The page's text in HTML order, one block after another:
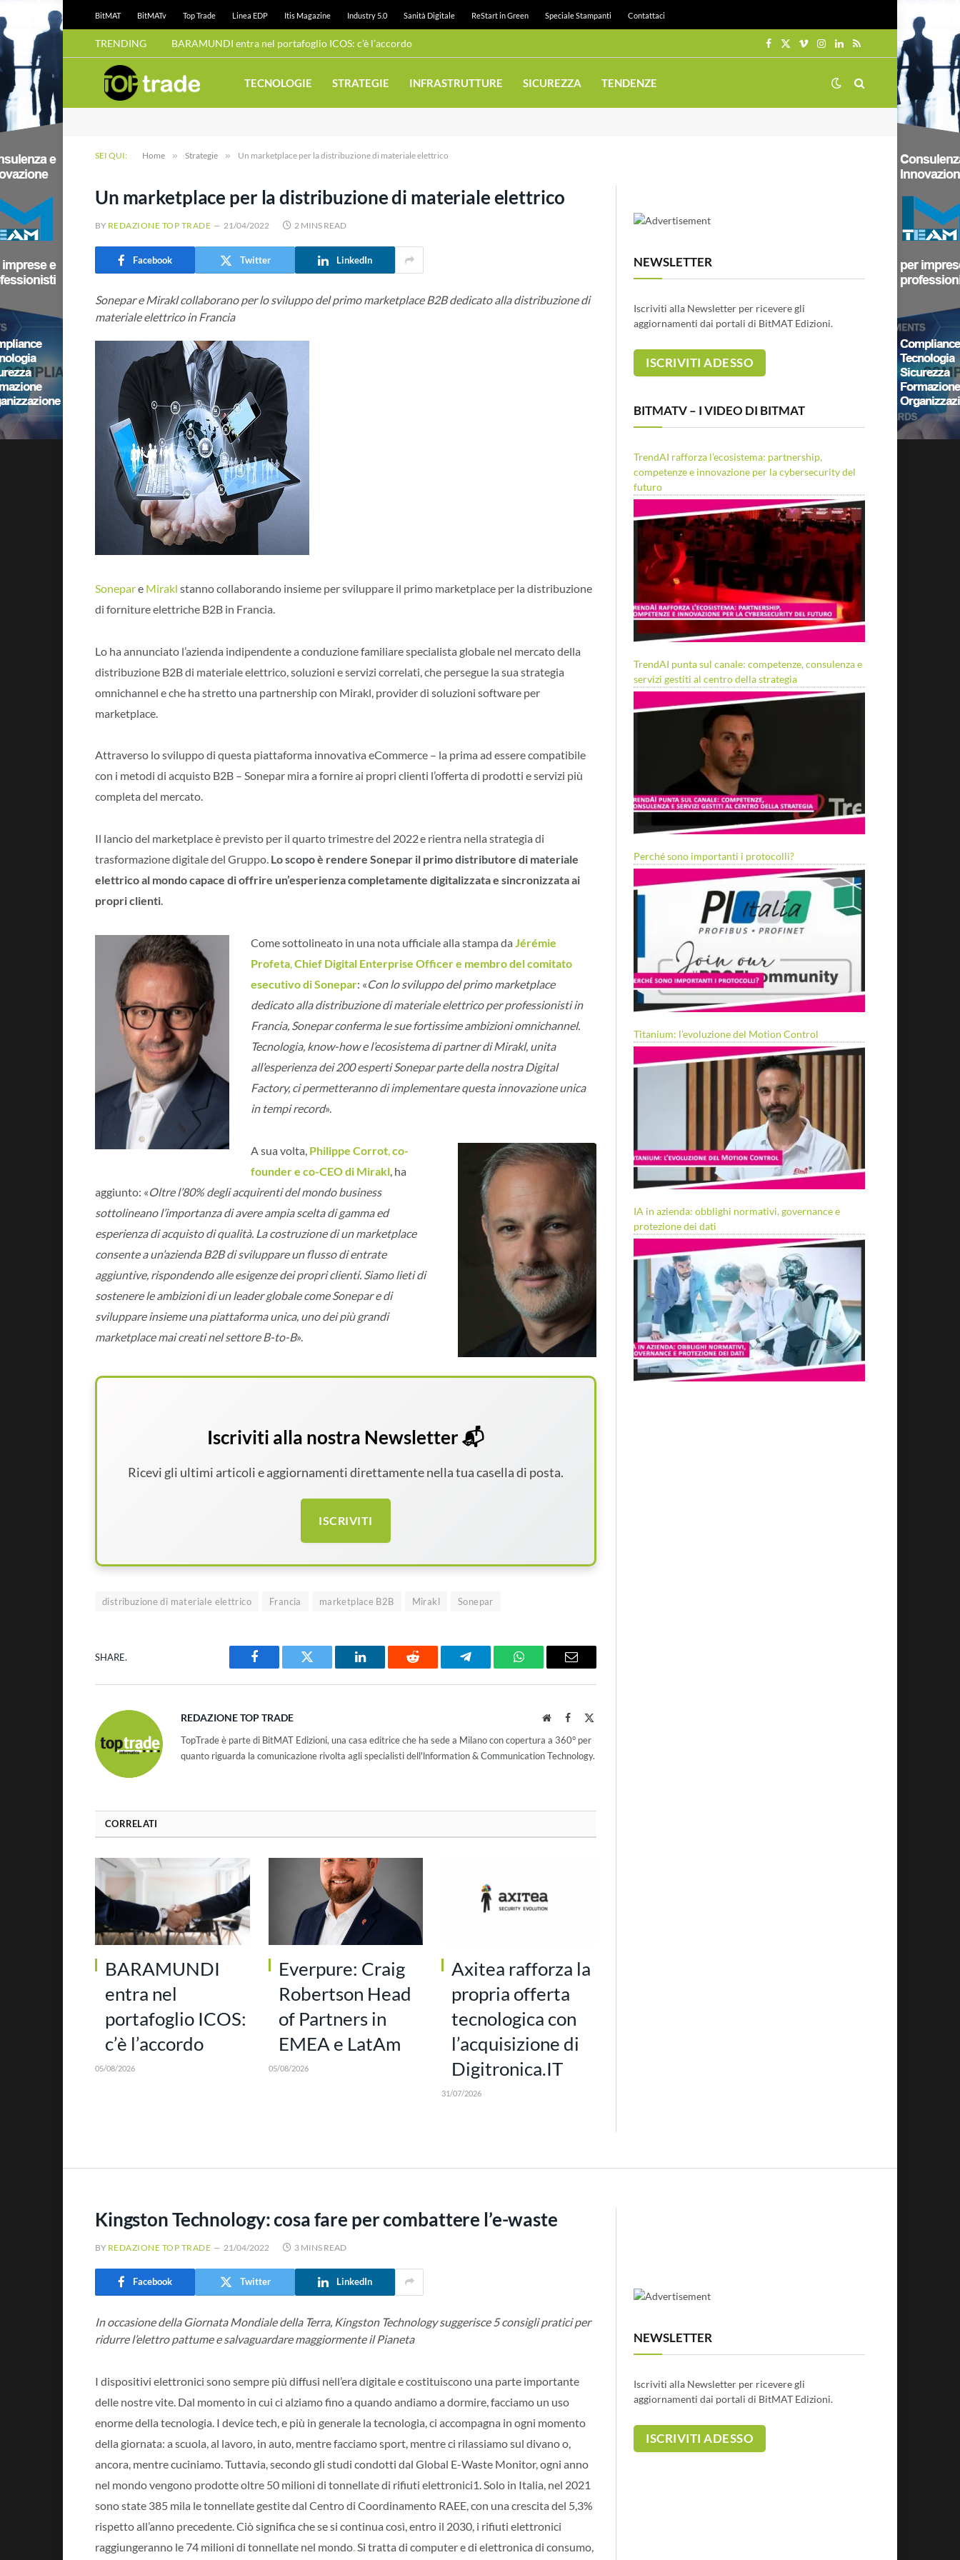
BitMAT BitMATv Top Trade Linea EDP Itis Magazine Industry 5.0 Sanità Digitale ReStart in Green Speciale Stampanti Contattaci
TRENDING BARAMUNDI entra nel portafoglio ICOS: c’è l’accordo
Facebook
X
VimeoInstagram
LinkedIn
RSS
TECNOLOGIE STRATEGIE INFRASTRUTTURE SICUREZZA TENDENZE
SEI QUI: Home » Strategie » Un marketplace per la distribuzione di materiale elettrico
Un marketplace per la distribuzione di materiale elettrico
BY REDAZIONE TOP TRADE 21/04/2022 2 MINS READ
Facebook Twitter LinkedIn
Sonepar e Mirakl collaborano per lo sviluppo del primo marketplace B2B dedicato alla distribuzione di
materiale elettrico in Francia
Sonepare Mirakl stanno collaborando insieme per sviluppare il primo marketplace per la distribuzione
di forniture elettriche B2B in Francia.
Lo ha annunciato l’azienda indipendente a conduzione familiare specialista globale nel mercato della
distribuzione B2B di materiale elettrico, soluzioni e servizi correlati, che persegue la sua strategia
omnichannel e che ha stretto una partnership con Mirakl, provider di soluzioni software per
marketplace.
Attraverso lo sviluppo di questa piattaforma innovativa eCommerce – la prima ad essere compatibile
con i metodi di acquisto B2B – Sonepar mira a fornire ai propri clienti l’offerta di prodotti e servizi più
completa del mercato.
Il lancio del marketplace è previsto per il quarto trimestre del 2022e rientra nella strategia di
trasformazione digitale del Gruppo. Lo scopo è rendere Sonepar il primo distributore di materiale
elettrico al mondo capace di offrire un’esperienza completamente digitalizzata e sincronizzata ai
propri clienti.
Come sottolineato in una nota ufficiale alla stampa da Jérémie
Profeta,Chief Digital Enterprise Officer e membro del comitato
esecutivo di Sonepar: «Con lo sviluppo del primo marketplace
dedicato alla distribuzione di materiale elettrico per professionisti in
Francia, Sonepar conferma le sue fortissime ambizioni omnichannel.
Tecnologia, know-how e l’ecosistema di partner di Mirakl, unita
all’esperienza dei 200 esperti Sonepar parte della nostra Digital
Factory, ci permetteranno di implementare questa innovazione unica
in tempi record».
A sua volta, Philippe Corrot co-
founder e co-CEO di Mirakl , ha
aggiunto: «Oltre l’80% degli acquirenti del mondo business
sottolineano l’importanza di avere ampia scelta di gamma ed
esperienza di acquisto di qualità. La costruzione di un marketplace
consente a un’azienda B2B di sviluppare un flusso di entrate
aggiuntive, rispondendo alle esigenze dei propri clienti. Siamo lieti di
sostenere le ambizioni di un leader globale come Sonepar e di
sviluppare insieme una piattaforma unica, uno dei più grandi
marketplace mai creati nel settore B-to-B».
Iscriviti alla nostra Newsletter 📬
Ricevi gli ultimi articoli e aggiornamenti direttamente nella tua casella di posta.
ISCRIVITI
distribuzione di materiale elettrico Francia marketplace B2B Mirakl Sonepar
SHARE.
Facebook Twitter LinkedIn Reddit Telegram WhatsAppEmail
REDAZIONE TOP TRADE WebsiteFacebook
TopTrade è parte di BitMAT Edizioni, una casa editrice che ha sede a Milano con copertura a 360° per
quanto riguarda la comunicazione rivolta agli specialisti dell'lnformation & Communication Technology.
CORRELATI
BARAMUNDI
entra nel
portafoglio ICOS:
c’è l’accordo
05/08/2026
Everpure: Craig
Robertson Head
of Partners in
EMEA e LatAm
05/08/2026
Axitea rafforza la
propria offerta
tecnologica con
l’acquisizione di
Digitronica.IT
31/07/2026
NEWSLETTER
Iscriviti alla Newsletter per ricevere gli
aggiornamenti dai portali di BitMAT Edizioni.
BITMATV – I VIDEO DI BITMAT
TrendAI rafforza l’ecosistema: partnership,
competenze e innovazione per la cybersecurity del
futuro
TrendAI punta sul canale: competenze, consulenza e
servizi gestiti al centro della strategia
Perché sono importanti i protocolli?
Titanium: l’evoluzione del Motion Control
IA in azienda: obblighi normativi, governance e
protezione dei dati
Kingston Technology: cosa fare per combattere l’e-waste
BY REDAZIONE TOP TRADE 21/04/2022 3 MINS READ
Facebook Twitter LinkedIn
In occasione della Giornata Mondiale della Terra, Kingston Technology suggerisce 5 consigli pratici per
ridurre l’elettro pattume e salvaguardare maggiormente il Pianeta
I dispositivi elettronici sono sempre più diffusi nell’era digitale e costituiscono una parte importante
delle nostre vite. Dal momento in cui ci alziamo fino a quando andiamo a dormire, facciamo un uso
enorme della tecnologia. I device tech, e più in generale la tecnologia, ci accompagna in ogni momento
della giornata: a scuola, al lavoro, in auto, mentre facciamo sport, mentre ci rilassiamo sul divano o,
ancora, mentre cuciniamo. Tuttavia, secondo gli studi condotti dal Global E-Waste Monitor, ogni anno
nel mondo vengono prodotte oltre 50 milioni di tonnellate di rifiuti elettronici1. Solo in Italia, nel 2021
sono state 385 mila le tonnellate gestite dal Centro di Coordinamento RAEE, con una crescita del 5,3%
rispetto all’anno precedente. Ciò significa che se si continua così, entro il 2030, i rifiuti elettronici
raggiungeranno le 74 milioni di tonnellate nel mondo.Si tratta di computer e di elettronica di consumo,
NEWSLETTER
Iscriviti alla Newsletter per ricevere gli
aggiornamenti dai portali di BitMAT Edizioni.